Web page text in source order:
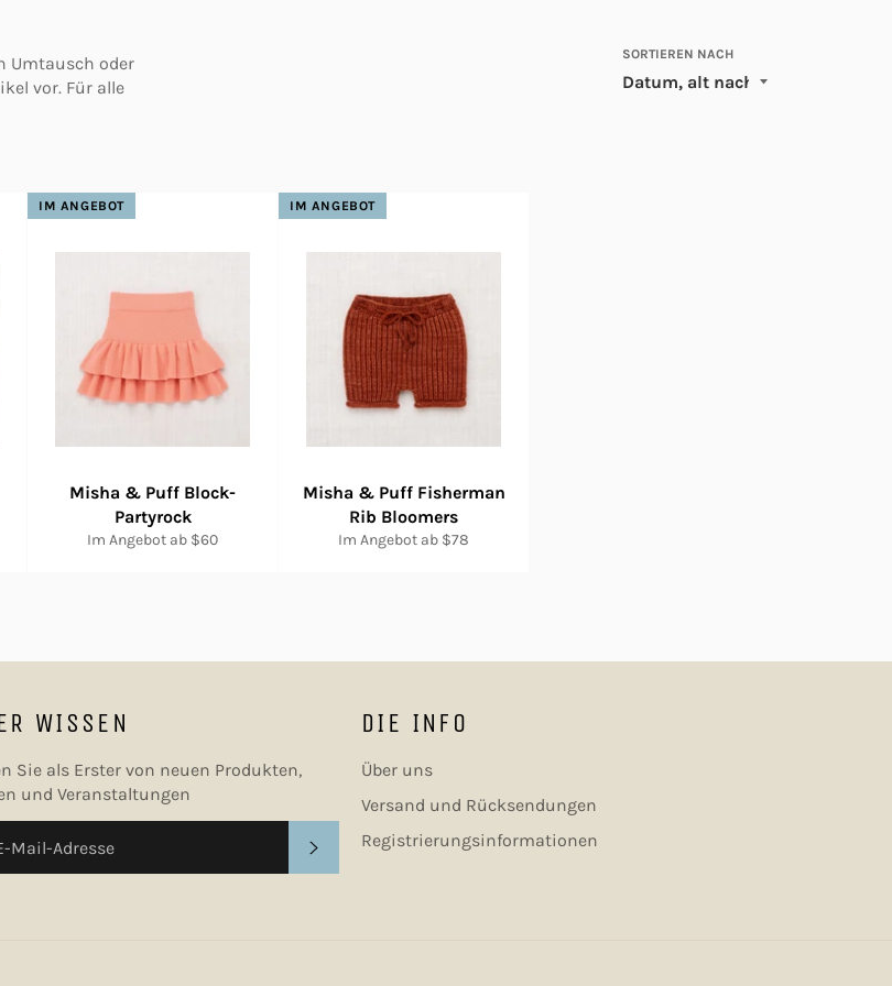
Umtausch oder
vor. Für alle
SORTIEREN NACH
Misha & Puff Block-
Partyrock
Im Angebot ab $60
IM ANGEBOT
Misha & Puff Fisherman
Rib Bloomers
Im Angebot ab $78
IM ANGEBOT
WISSEN
Sie als Erster von neuen Produkten,
und Veranstaltungen
ABONNIEREN
DIE INFO
Über uns
Versand und Rücksendungen
Registrierungsinformationen